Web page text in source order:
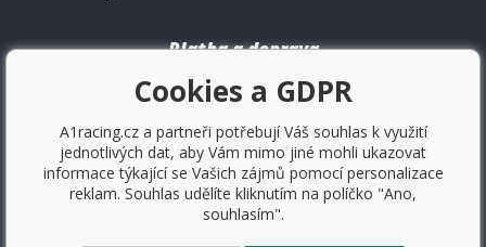
Platba a doprava
Cookies a GDPR
A1racing.cz a partneři potřebují Váš souhlas k využití
jednotlivých dat, aby Vám mimo jiné mohli ukazovat
informace týkající se Vašich zájmů pomocí personalizace
reklam. Souhlas udělíte kliknutím na políčko "Ano,
souhlasím".